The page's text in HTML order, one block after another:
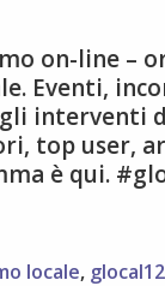
on-line –
Eventi,
interventi
top user,
è qui.
locale, glocal12